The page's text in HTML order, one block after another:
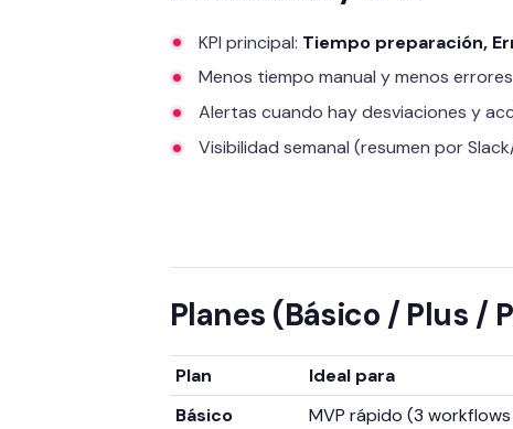
KPI principal: Tiempo preparación,
Menos tiempo manual y menos errores
Alertas cuando hay desviaciones y
Visibilidad semanal (resumen por
Planes (Básico / Plus /
Plan Ideal para
Básico
MVP rápido (3